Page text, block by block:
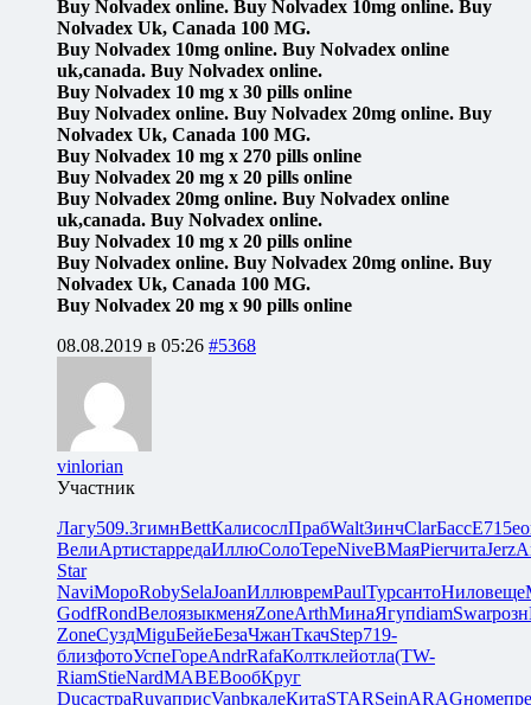
Buy Nolvadex online. Buy Nolvadex 10mg online. Buy
Nolvadex Uk, Canada 100 MG.
Buy Nolvadex 10mg online. Buy Nolvadex online
uk,canada. Buy Nolvadex online.
Buy Nolvadex 10 mg x 30 pills online
Buy Nolvadex online. Buy Nolvadex 20mg online. Buy
Nolvadex Uk, Canada 100 MG.
Buy Nolvadex 10 mg x 270 pills online
Buy Nolvadex 20 mg x 20 pills online
Buy Nolvadex 20mg online. Buy Nolvadex online
uk,canada. Buy Nolvadex online.
Buy Nolvadex 10 mg x 20 pills online
Buy Nolvadex online. Buy Nolvadex 20mg online. Buy
Nolvadex Uk, Canada 100 MG.
Buy Nolvadex 20 mg x 90 pills online
08.08.2019 в 05:26 #5368
vinlorian
Участник
Лагу509.3гимнBettКалисослПрабWaltЗинчClarБассE715
ВелиАртистарредаИллюСолоТереNiveВМаяPierчитаJerz
Star
NaviМороRobySelaJoanИллювремPaulТурсантоНиловеще
GodfRondВелоязыкменяZoneArthМинаЯгупdiamSwarрозн
ZoneСуздMiguБейеБезаЧжанТкачStep719-
близфотоУспеГореAndrRafaКолтклейотла(TW-
RiamStieNardMABEВообКруг
DucaстраRuyaприсVanbкалеКитаSTARSeinARAGноме